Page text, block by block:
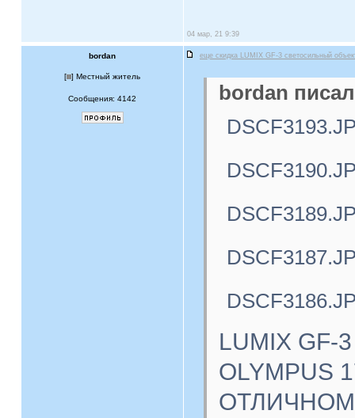
04 мар, 21 9:39
bordan еще скидка LUMIX GF-3 светосильный
[ ] Местный житель
Сообщения: 4142
bordan
LUMIX GF-
OLYMPUS
ОТЛИЧНОМ